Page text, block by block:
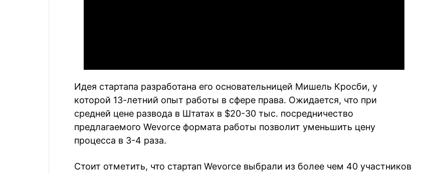
Идея стартапа разработана его основательницей Мишель Кросби, у
которой 13-летний опыт работы в сфере права. Ожидается, что при
средней цене развода в Штатах в $20-30 тыс. посредничество
предлагаемого Wevorce формата работы позволит уменьшить цену
процесса в 3-4 раза.
Стоит отметить, что стартап Wevorce выбрали из более чем 40 участников